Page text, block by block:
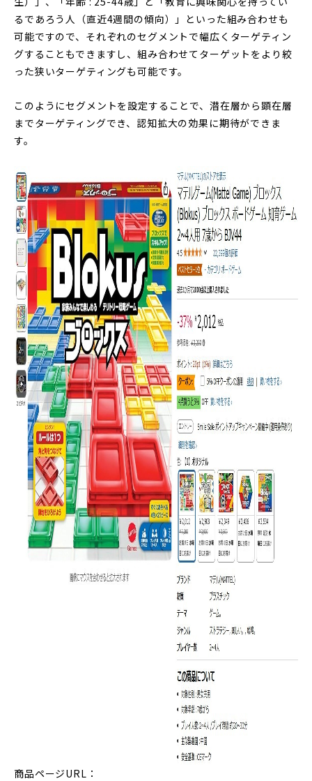
るであろう人（直近4週間の傾向）」といった組み合わせも
可能ですので、それぞれのセグメントで幅広くターゲティン
グすることもできますし、組み合わせてターゲットをより絞
った狭いターゲティングも可能です。
このようにセグメントを設定することで、潜在層から顕在層
までターゲティングでき、認知拡大の効果に期待ができま
す。
商品ページURL：